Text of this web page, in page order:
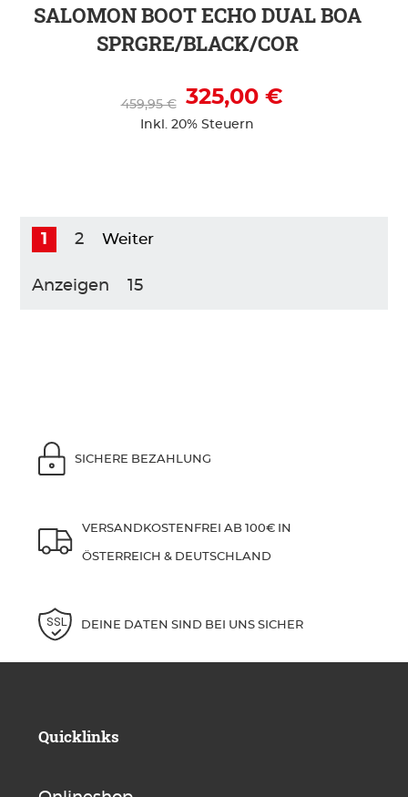
SALOMON BOOT ECHO DUAL BOA
SPRGRE/BLACK/COR
325,00 €
459,95 €
Inkl. 20% Steuern
1 2 Weiter
Anzeigen
SICHERE BEZAHLUNG
VERSANDKOSTENFREI AB 100€ IN
ÖSTERREICH & DEUTSCHLAND
DEINE DATEN SIND BEI UNS SICHER
Quicklinks